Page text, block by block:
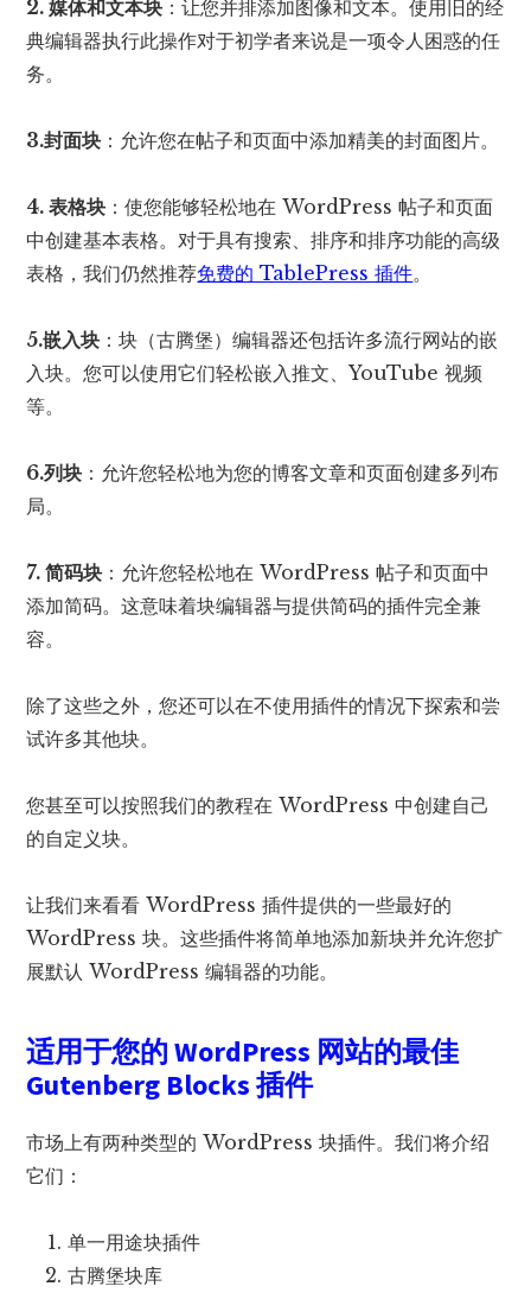
2. 媒体和文本块 ：让您并排添加图像和文本。使用旧的经
典编辑器执行此操作对于初学者来说是一项令人困惑的任
务。
3.封面块 ：允许您在帖子和页面中添加精美的封面图片。
4. 表格块 ：使您能够轻松地在 WordPress 帖子和页面
中创建基本表格。对于具有搜索、排序和排序功能的高级
表格，我们仍然推荐免费的 TablePress 插件。
5.嵌入块 ：块（古腾堡）编辑器还包括许多流行网站的嵌
入块。您可以使用它们轻松嵌入推文、YouTube 视频
等。
6.列块 ：允许您轻松地为您的博客文章和页面创建多列布
局。
7. 简码块 ：允许您轻松地在 WordPress 帖子和页面中
添加简码。这意味着块编辑器与提供简码的插件完全兼
容。
除了这些之外，您还可以在不使用插件的情况下探索和尝
试许多其他块。
您甚至可以按照我们的教程在 WordPress 中创建自己
的自定义块。
让我们来看看 WordPress 插件提供的一些最好的
WordPress 块。这些插件将简单地添加新块并允许您扩
展默认 WordPress 编辑器的功能。
适用于您的 WordPress 网站的最佳
Gutenberg Blocks 插件
市场上有两种类型的 WordPress 块插件。我们将介绍
它们：
单一用途块插件
古腾堡块库